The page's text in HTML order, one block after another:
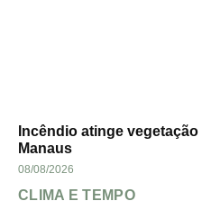
Incêndio atinge
Manaus
08/08/2026
CLIMA E TEMPO